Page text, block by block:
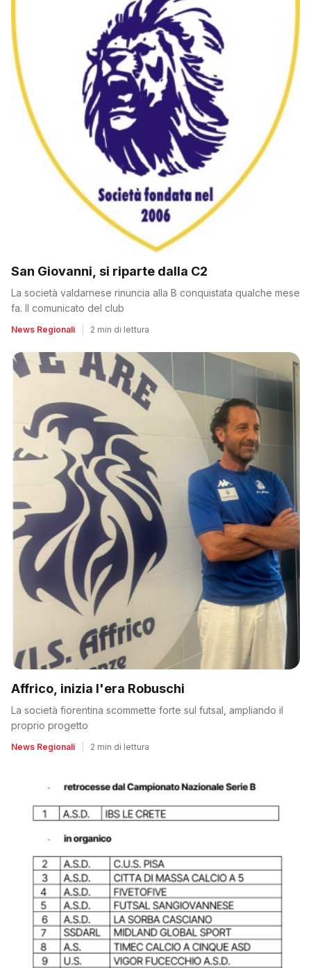
San Giovanni, si riparte dalla C2
La società valdarnese rinuncia alla B conquistata qualche mese
fa. Il comunicato del club
News Regionali 2 min di lettura
Affrico, inizia l'era Robuschi
La società fiorentina scommette forte sul futsal, ampliando il
proprio progetto
News Regionali 2 min di lettura